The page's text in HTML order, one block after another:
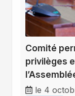
Comité
privilèges
le 4